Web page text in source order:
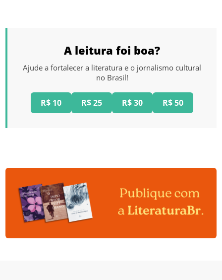
A leitura foi boa?
Ajude a fortalecer a literatura e o jornalismo cultural
no Brasil!
R$ 10 R$ 25 R$ 30 R$ 50